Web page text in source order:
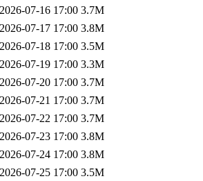
2026-07-16 17:00 3.7M
2026-07-17 17:00 3.8M
2026-07-18 17:00 3.5M
2026-07-19 17:00 3.3M
2026-07-20 17:00 3.7M
2026-07-21 17:00 3.7M
2026-07-22 17:00 3.7M
2026-07-23 17:00 3.8M
2026-07-24 17:00 3.8M
2026-07-25 17:00 3.5M